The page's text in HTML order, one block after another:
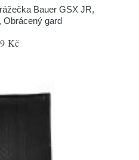
Bauer GSX JR,
Obrácený gard
Kč